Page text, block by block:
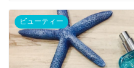
ビューティー